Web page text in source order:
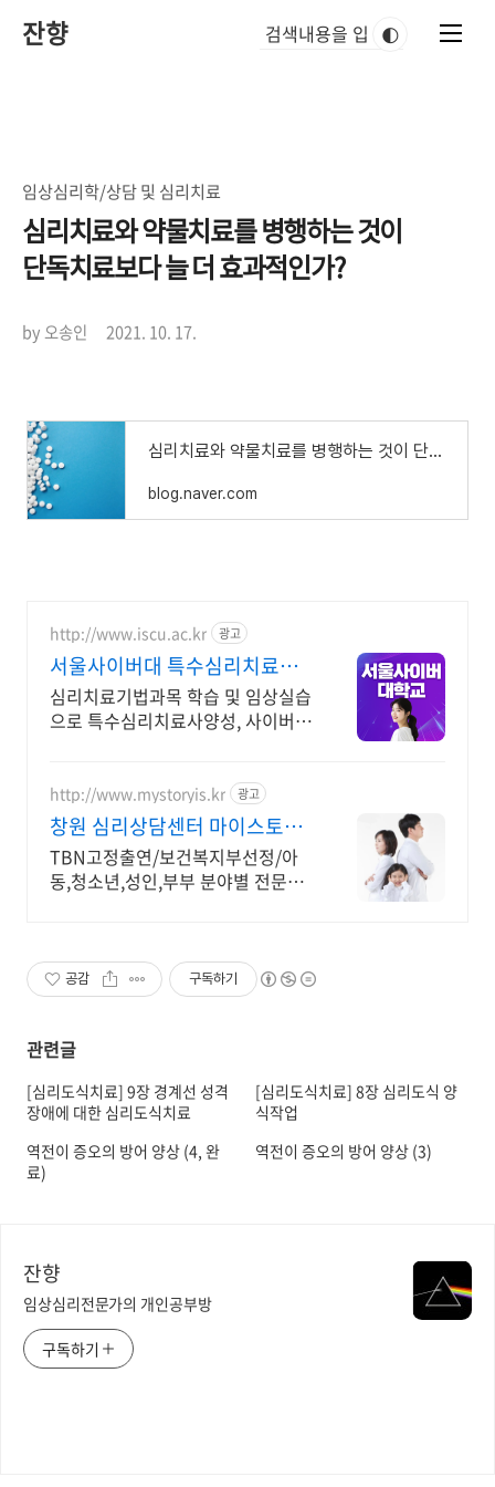
잔향 🌓
임상심리학/상담 및 심리치료
심리치료와 약물치료를 병행하는 것이
단독치료보다 늘 더 효과적인가?
by 오송인 2021. 10. 17.
심리치료와 약물치료를 병행하는 것이 단독치료보다 늘 더 효과적인가?
blog.naver.com
http://www.iscu.ac.kr 광고
서울사이버대 특수심리치료학
과 2026 가을학기 신편입생
심리치료기법과목 학습 및 임상실습
으로 특수심리치료사양성, 사이버대
http://www.mystoryis.kr 광고
창원 심리상담센터 마이스토리
전분야 전연령 1:1맞춤상담
TBN고정출연/보건복지부선정/아
동,청소년,성인,부부 분야별 전문가
공감 구독하기
관련글
[심리도식치료] 9장 경계선 성격
장애에 대한 심리도식치료
[심리도식치료] 8장 심리도식 양
식작업
역전이 증오의 방어 양상 (4, 완
료)
역전이 증오의 방어 양상 (3)
잔향
임상심리전문가의 개인공부방
구독하기